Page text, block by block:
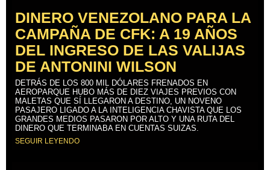
DINERO VENEZOLANO PARA LA
CAMPAÑA DE CFK: A 19 AÑOS
DEL INGRESO DE LAS VALIJAS
DE ANTONINI WILSON
DETRÁS DE LOS 800 MIL DÓLARES FRENADOS EN
AEROPARQUE HUBO MÁS DE DIEZ VIAJES PREVIOS CON
MALETAS QUE SÍ LLEGARON A DESTINO, UN NOVENO
PASAJERO LIGADO A LA INTELIGENCIA CHAVISTA QUE LOS
GRANDES MEDIOS PASARON POR ALTO Y UNA RUTA DEL
DINERO QUE TERMINABA EN CUENTAS SUIZAS.
SEGUIR LEYENDO